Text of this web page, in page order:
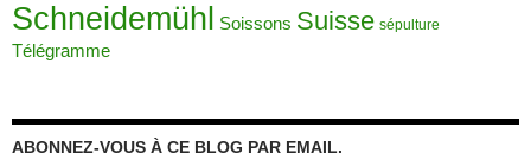
Schneidemühl Soissons Suisse sépulture
Télégramme
ABONNEZ-VOUS À CE BLOG PAR EMAIL.